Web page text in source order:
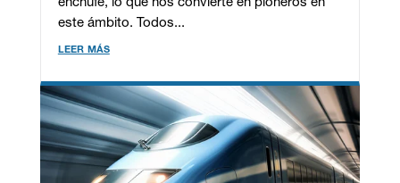
este ámbito. Todos...
leer más